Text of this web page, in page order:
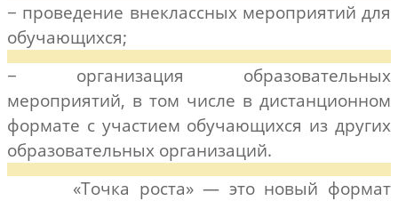
− проведение внеклассных мероприятий для
обучающихся;
− организация образовательных
мероприятий, в том числе в дистанционном
формате с участием обучающихся из других
образовательных организаций.
«Точка роста» — это новый формат